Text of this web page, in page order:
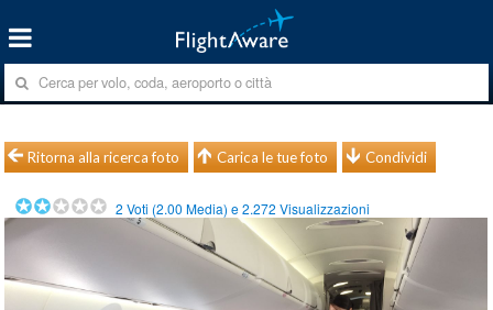
Ritorna alla ricerca foto Carica le tue foto Condividi
2 Voti (2.00 Media) e2.272 Visualizzazioni